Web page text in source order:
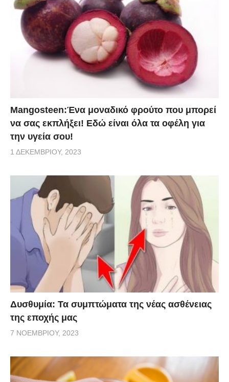
Mangosteen:Ένα μοναδικό φρούτο που μπορεί
να σας εκπλήξει! Εδώ είναι όλα τα οφέλη για
την υγεία σου!
1 ΔΕΚΕΜΒΡΊΟΥ, 2023
Δυσθυμία: Τα συμπτώματα της νέας ασθένειας
της εποχής μας
7 ΝΟΕΜΒΡΊΟΥ, 2023